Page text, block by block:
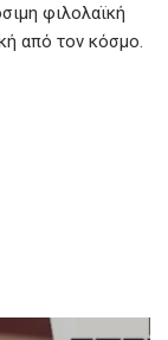
φιλολαϊκή
από τον κόσμο.